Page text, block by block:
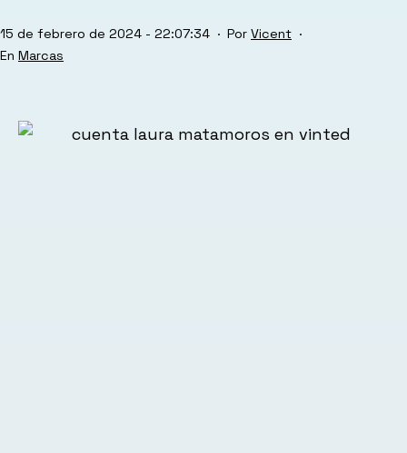
Publicada
el
15 de febrero de 2024 - 22:07:34 Por Vicent
Categorizado
Marcas